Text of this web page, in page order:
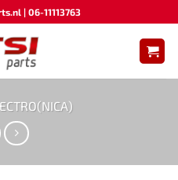
| 06-11113763